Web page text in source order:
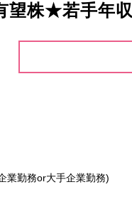
株★若手年
業勤務or大手企業勤務)